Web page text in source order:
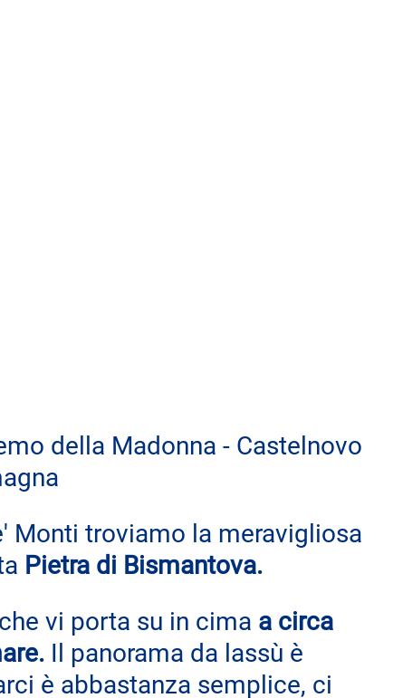
della Madonna - Castelnovo
Monti troviamo la meravigliosa
Pietra di Bismantova.
vi porta su in cima a circa
Il panorama da lassù è
è abbastanza semplice, ci